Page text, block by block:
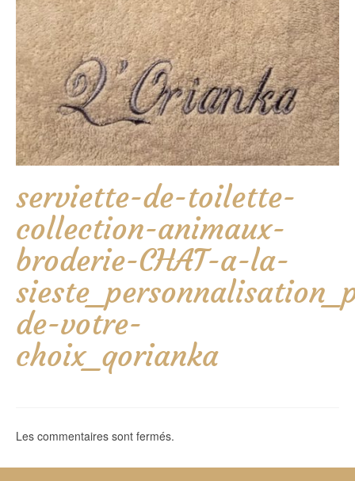
serviette-de-toilette-
collection-animaux-
broderie-CHAT-a-la-
de-votre-
choix_qorianka
Les commentaires sont fermés.